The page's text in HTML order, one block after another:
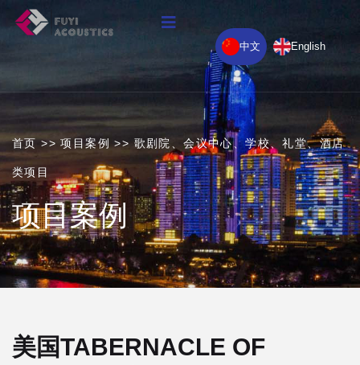
中文 English
首页>>项目案例 >> 歌剧院、会议中心、学校、礼堂、酒店
类项目
项目案例
美国TABERNACLE OF